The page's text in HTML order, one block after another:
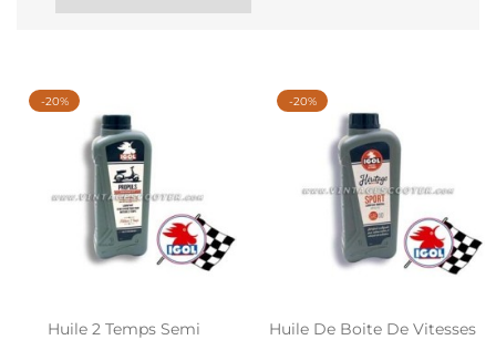
Huile 2 Temps Semi
-20%
Huile De Boite De Vitesses
-20%